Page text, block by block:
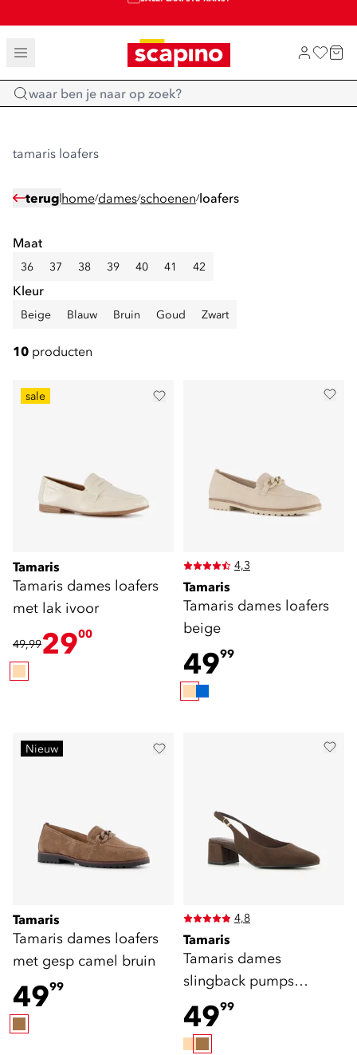
TOT 70% KORTING OP SALE
SHOP NIEUW
Home
tamaris loafers
terug home/dames/schoenen/loafers
Maat
36 37 38 39 40 41 42
Kleur
Beige Blauw Bruin Goud Zwart
10 producten
sale
Tamaris
Tamaris dames loafers
met lak ivoor
49,992900
4,3
Tamaris
Tamaris dames loafers
beige
4999
Nieuw
Tamaris
Tamaris dames loafers
met gesp camel bruin
4999
4,8
Tamaris
Tamaris dames
slingback pumps
chocoladebruin
4999